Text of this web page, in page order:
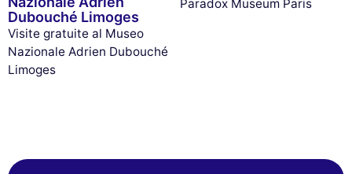
Dubouché Limoges
Visite gratuite al Museo
Nazionale Adrien Dubouché
Limoges
Paradox Museum Paris